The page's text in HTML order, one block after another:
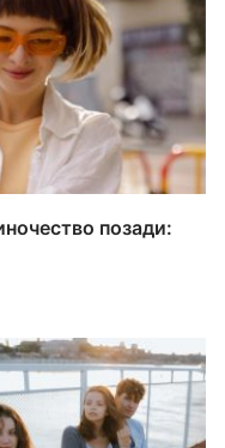
позади: